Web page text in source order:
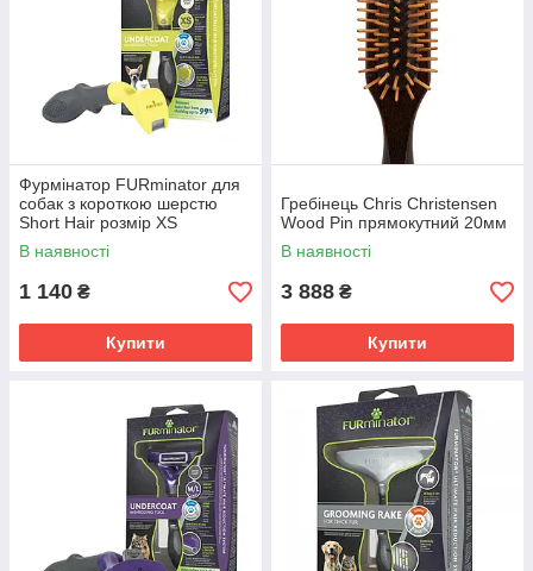
Фурмінатор FURminator для
собак з короткою шерстю
Short Hair розмір XS
В наявності
1 140 ₴
Купити
Гребінець Chris Christensen
Wood Pin прямокутний 20мм
В наявності
3 888 ₴
Купити